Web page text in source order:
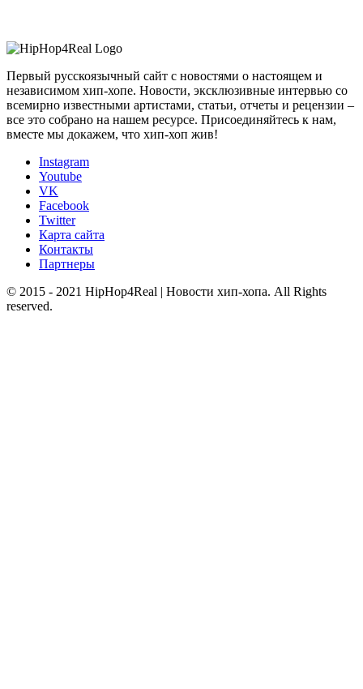
Первый русскоязычный сайт с новостями о настоящем и
независимом хип-хопе. Новости, эксклюзивные интервью со
всемирно известными артистами, статьи, отчеты и рецензии –
все это собрано на нашем ресурсе. Присоединяйтесь к нам,
вместе мы докажем, что хип-хоп жив!
Instagram
Youtube
VK
Facebook
Twitter
Карта сайта
Контакты
Партнеры
© 2015 - 2021 HipHop4Real | Новости хип-хопа. All Rights
reserved.